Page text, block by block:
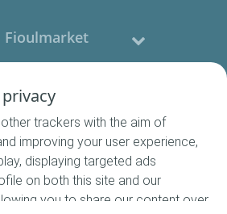
Fioulmarket
contacter
Suivez-nous
trackers with the aim of
improving your user experience,
displaying targeted ads
on both this site and our
you to share our content over